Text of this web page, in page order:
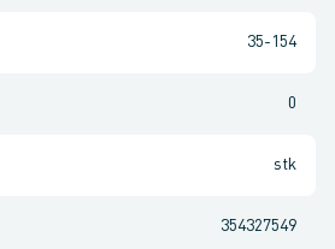
35-154
0
stk
354327549